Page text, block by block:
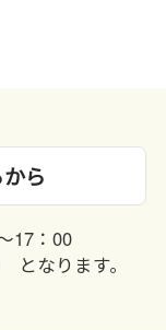
ら
17：00
となります。